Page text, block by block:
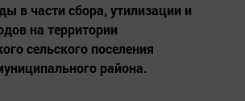
в части сбора, утилизации и
на территории
сельского поселения
района.